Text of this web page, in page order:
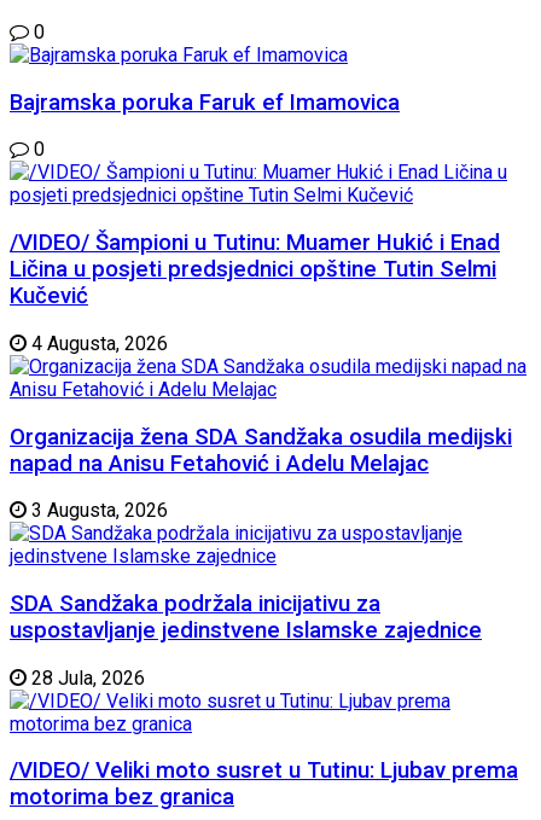
0
Bajramska poruka Faruk ef Imamovica
0
/VIDEO/ Šampioni u Tutinu: Muamer Hukić i Enad
Ličina u posjeti predsjednici opštine Tutin Selmi
Kučević
4 Augusta, 2026
Organizacija žena SDA Sandžaka osudila medijski
napad na Anisu Fetahović i Adelu Melajac
3 Augusta, 2026
SDA Sandžaka podržala inicijativu za
uspostavljanje jedinstvene Islamske zajednice
28 Jula, 2026
/VIDEO/ Veliki moto susret u Tutinu: Ljubav prema
motorima bez granica